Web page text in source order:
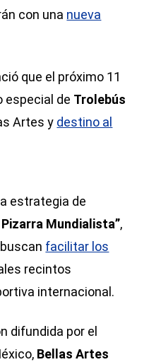
con una nueva
que el próximo 11
especial de Trolebús
Artes y destino al
estrategia de
Pizarra Mundialista”,
facilitar los
recintos
internacional.
difundida por el
Bellas Artes